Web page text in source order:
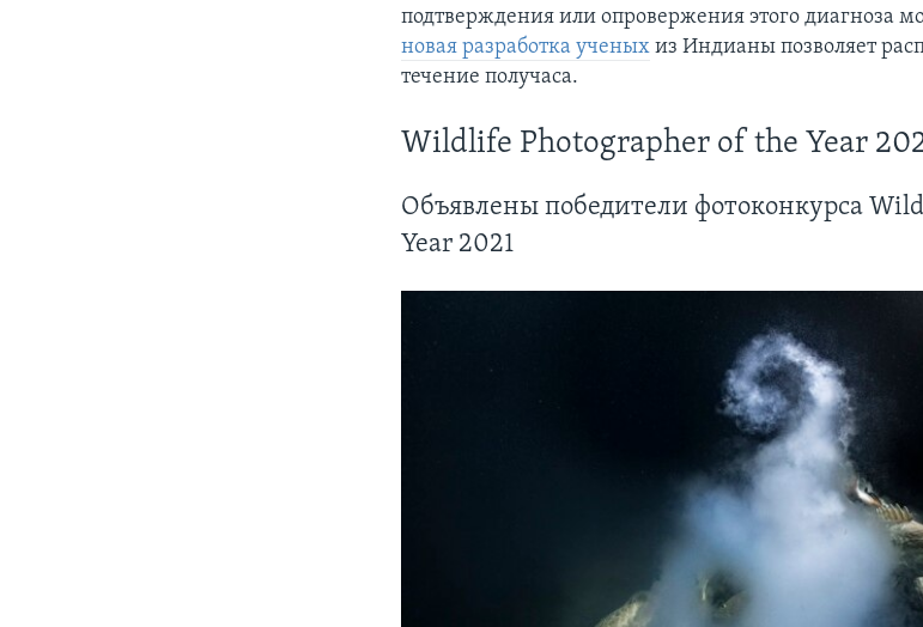
подтверждения или опровержения этого диагноза
новая разработка ученых из Индианы позволяет
течение получаса.
Wildlife Photographer of the Year
Объявлены победители фотоконкурса
Year 2021